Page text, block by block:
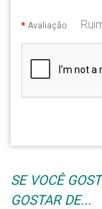
Avaliação
SE VOCÊ
GOSTAR DE...